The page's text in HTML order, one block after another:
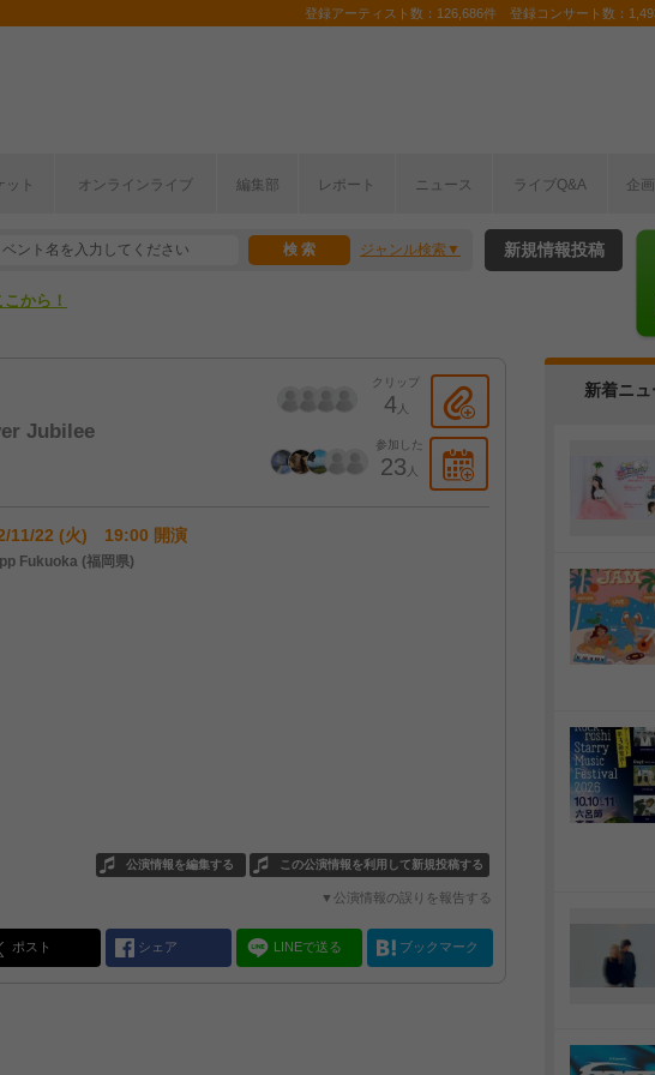
登録アーティスト数：126,686件 登録コンサート数：
ット オンラインライブ 編集部 レポート ニュース ライブQ&A 企画
ジャンル検索
半期編発表！
から！
新規情報投稿
Jubilee
クリップ
4人
参加した
23 人
11/22 (火) 19:00 開演
Fukuoka (福岡県)
この公演情報を利用して新規投稿する
公演情報を編集する
▼公演情報の誤りを報告する
ポスト シェア LINEで送る ブックマーク
新着ニュ